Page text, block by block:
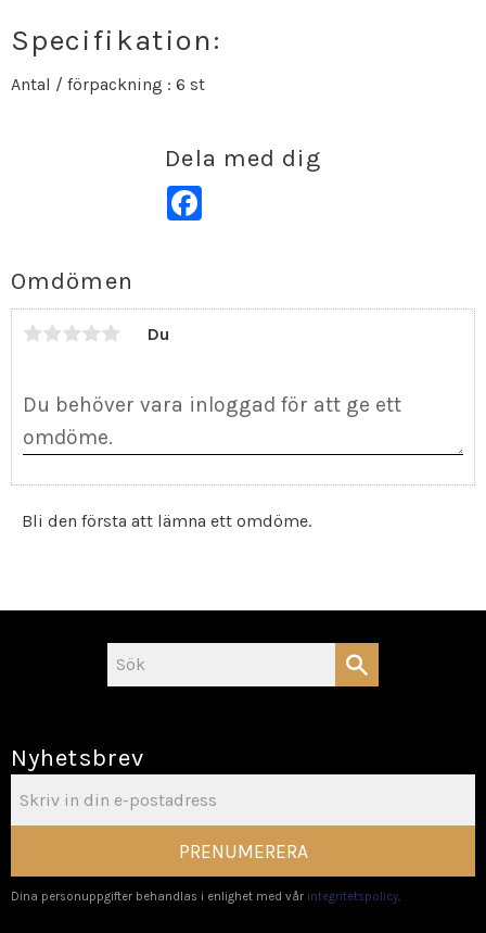
Specifikation:
Antal / förpackning : 6 st
Dela med dig
Omdömen
Du
Bli den första att lämna ett omdöme.
Nyhetsbrev
PRENUMERERA
Dina personuppgifter behandlas i enlighet med vår integritetspolicy.